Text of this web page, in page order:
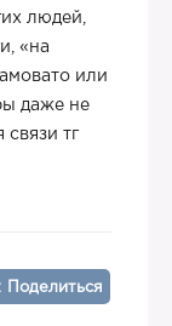
людей,
«на
или
даже не
связи тг
Поделиться